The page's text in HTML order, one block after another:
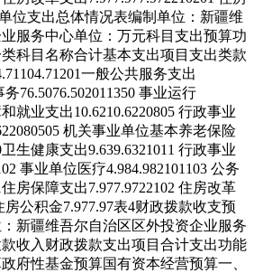
位支出总体情况表编制单位：新疆维
服务中心单位：万元科目 支出预算功
科目名称合计基本支出项目支出类款
104.71 201一般公共服务支出
务76.5076.50201 1350 事业运行
就业支出10.6210.6220805 行政事业
2080505 机关事业单位基本养老保险
卫生健康支出9.639.6321011 行政事业
02 事业单位医疗4.984.982101103 公务
住房保障支出7.977.9722102 住房改革
房公积金7.977.97表4财政拨款收支预
新疆维吾尔自治区区外投资企业服务
收入 财政拨款支出项目 合计支出功能
政府性基金预算国有资本经营预算一、